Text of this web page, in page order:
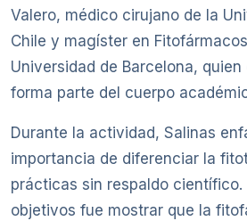
Valero, médico cirujano de la
Chile y magíster en
Universidad de Barcelona,
forma parte del cuerpo
Durante la actividad, Salinas
importancia de diferenciar la
prácticas sin respaldo científico.
objetivos fue mostrar que la